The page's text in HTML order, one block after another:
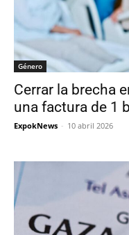
Género
Cerrar la brecha
una factura de 1
ExpokNews - 10 abril 2026